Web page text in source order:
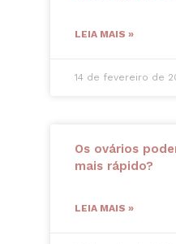
LEIA MAIS »
14 de fevereiro de
Os ovários
mais rápido?
LEIA MAIS »